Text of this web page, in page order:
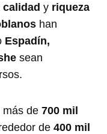
calidad y riqueza
han
Espadín,
sean
más de700 mil
de400 mil